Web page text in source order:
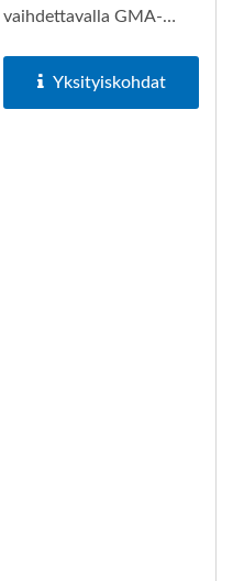
vaihdettavalla GMA-
Ø21.0mm ja 22.0mm...
Yksityiskohdat